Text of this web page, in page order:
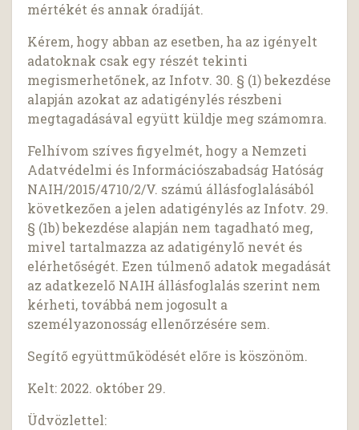
mértékét és annak óradíját.
Kérem, hogy abban az esetben, ha az igényelt
adatoknak csak egy részét tekinti
megismerhetőnek, az Infotv. 30. § (1) bekezdése
alapján azokat az adatigénylés részbeni
megtagadásával együtt küldje meg számomra.
Felhívom szíves figyelmét, hogy a Nemzeti
Adatvédelmi és Információszabadság Hatóság
NAIH/2015/4710/2/V. számú állásfoglalásából
következően a jelen adatigénylés az Infotv. 29.
§ (1b) bekezdése alapján nem tagadható meg,
mivel tartalmazza az adatigénylő nevét és
elérhetőségét. Ezen túlmenő adatok megadását
az adatkezelő NAIH állásfoglalás szerint nem
kérheti, továbbá nem jogosult a
személyazonosság ellenőrzésére sem.
Segítő együttműködését előre is köszönöm.
Kelt: 2022. október 29.
Üdvözlettel: